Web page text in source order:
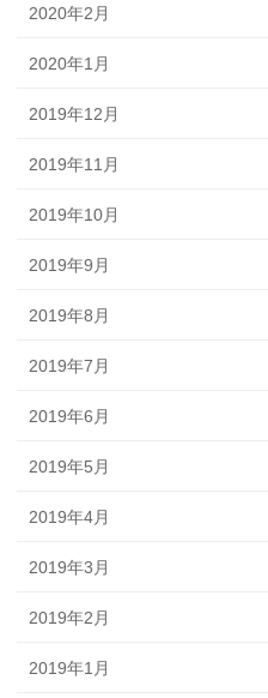
2020年2月
2020年1月
2019年12月
2019年11月
2019年10月
2019年9月
2019年8月
2019年7月
2019年6月
2019年5月
2019年4月
2019年3月
2019年2月
2019年1月